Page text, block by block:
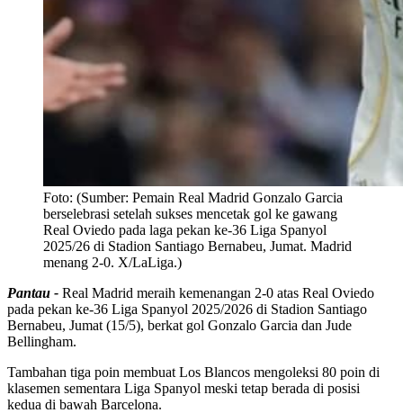
Foto: (Sumber: Pemain Real Madrid Gonzalo Garcia
berselebrasi setelah sukses mencetak gol ke gawang
Real Oviedo pada laga pekan ke-36 Liga Spanyol
2025/26 di Stadion Santiago Bernabeu, Jumat. Madrid
menang 2-0. X/LaLiga.)
Pantau - Real Madrid meraih kemenangan 2-0 atas Real Oviedo
pada pekan ke-36 Liga Spanyol 2025/2026 di Stadion Santiago
Bernabeu, Jumat (15/5), berkat gol Gonzalo Garcia dan Jude
Bellingham.
Tambahan tiga poin membuat Los Blancos mengoleksi 80 poin di
klasemen sementara Liga Spanyol meski tetap berada di posisi
kedua di bawah Barcelona.